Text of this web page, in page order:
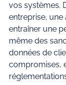
vos systèmes.
entreprise,
entraîner une
même des
données de
compromises,